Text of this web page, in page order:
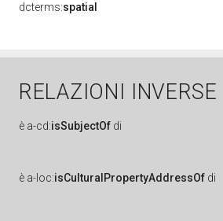
dcterms:spatial
RELAZIONI INVERSE
è a-cd:isSubjectOf di
è a-loc:isCulturalPropertyAddressOf di